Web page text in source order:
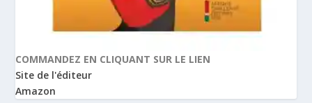
COMMANDEZ EN CLIQUANT SUR LE LIEN
Site de l'éditeur
Amazon